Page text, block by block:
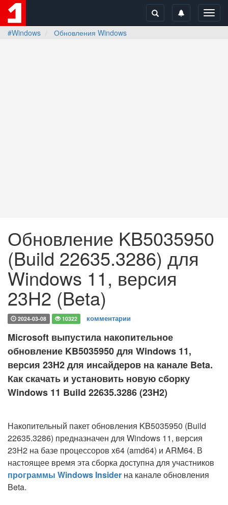
#Windows
Обновления Windows
Обновление KB5035950
(Build 22635.3286) для
Windows 11, версия
23H2 (Beta)
2024-03-08 10322 комментарии
Microsoft выпустила накопительное
обновление KB5035950 для Windows 11,
версия 23H2 для инсайдеров на канале Beta.
Как скачать и установить новую сборку
Windows 11 Build 22635.3286 (23H2)
Накопительный пакет обновления KB5035950 (Build
22635.3286) предназначен для Windows 11, версия
23H2 на базе процессоров x64 (amd64) и ARM64. В
настоящее время эта сборка доступна для участников
программы Windows Insider на канале обновления
Beta.